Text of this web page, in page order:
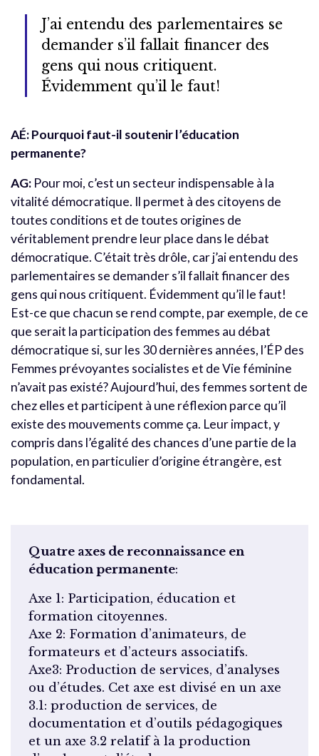
J’ai entendu des parlementaires se
demander s’il fallait financer des
gens qui nous critiquent.
Évidemment qu’il le faut!
AÉ: Pourquoi faut-il soutenir l’éducation
permanente?
AG: Pour moi, c’est un secteur indispensable à la
vitalité démocratique. Il permet à des citoyens de
toutes conditions et de toutes origines de
véritablement prendre leur place dans le débat
démocratique. C’était très drôle, car j’ai entendu des
parlementaires se demander s’il fallait financer des
gens qui nous critiquent. Évidemment qu’il le faut!
Est-ce que chacun se rend compte, par exemple, de ce
que serait la participation des femmes au débat
démocratique si, sur les 30 dernières années, l’ÉP des
Femmes prévoyantes socialistes et de Vie féminine
n’avait pas existé? Aujourd’hui, des femmes sortent de
chez elles et participent à une réflexion parce qu’il
existe des mouvements comme ça. Leur impact, y
compris dans l’égalité des chances d’une partie de la
population, en particulier d’origine étrangère, est
fondamental.
Quatre axes de reconnaissance en
éducation permanente:
Axe 1: Participation, éducation et
formation citoyennes.
Axe 2: Formation d’animateurs, de
formateurs et d’acteurs associatifs.
Axe3: Production de services, d’analyses
ou d’études. Cet axe est divisé en un axe
3.1: production de services, de
documentation et d’outils pédagogiques
et un axe 3.2 relatif à la production